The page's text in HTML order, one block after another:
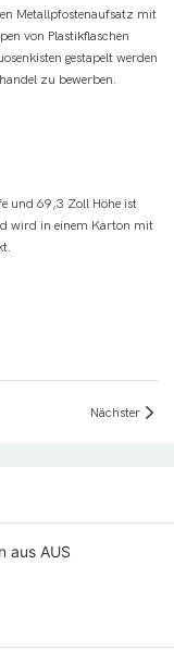
Metallpfostenaufsatz mit
von Plastikflaschen
gestapelt werden
zu bewerben.
und 69,3 Zoll Höhe ist
wird in einem Karton mit
Nächster
aus AUS